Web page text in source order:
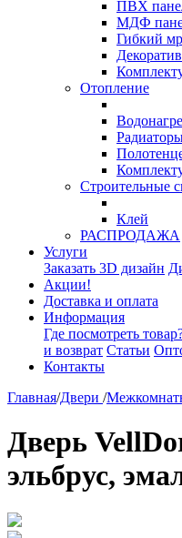
ПВХ
МДФ
Гибкий
Отопление
Строительные
Клей
РАСПРОДАЖА
Услуги
Заказать 3D дизайн
Акции!
Доставка и оплата
Информация
Где посмотреть
и возврат Статьи
Контакты
Главная/Двери /
Дверь
эльбрус,